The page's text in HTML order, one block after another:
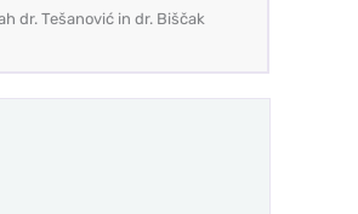
dr. Tešanović in dr. Biščak